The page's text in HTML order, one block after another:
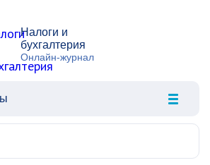
Налоги и
бухгалтерия
Онлайн-журнал